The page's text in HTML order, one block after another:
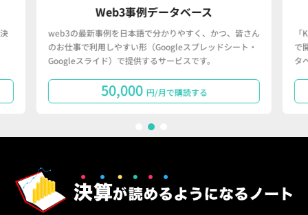
Web3事例データベース
web3の最新事例を日本語で分かりやすく、かつ、皆さん
のお仕事で利用しやすい形（Googleスプレッドシート・
Googleスライド）で提供するサービスです。
50,000 円/月で購読する
で
タ